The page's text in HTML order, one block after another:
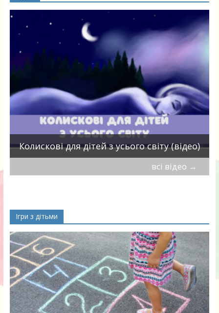
Колискові для дітей з усього світу (відео)
всі відео →
Ігри з дітьми